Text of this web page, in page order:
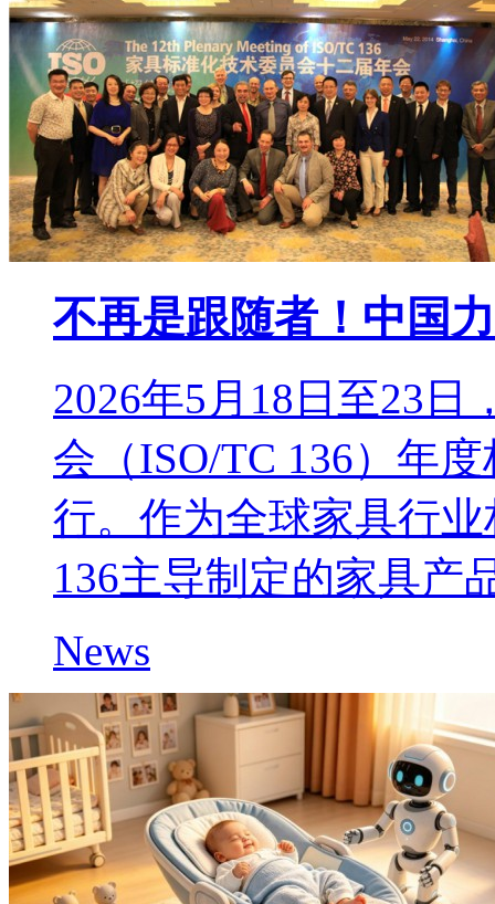
不再是跟随者！中国
2026年5月18日至23
会（ISO/TC 136）年
行。作为全球家具行
136主导制定的家具产
News